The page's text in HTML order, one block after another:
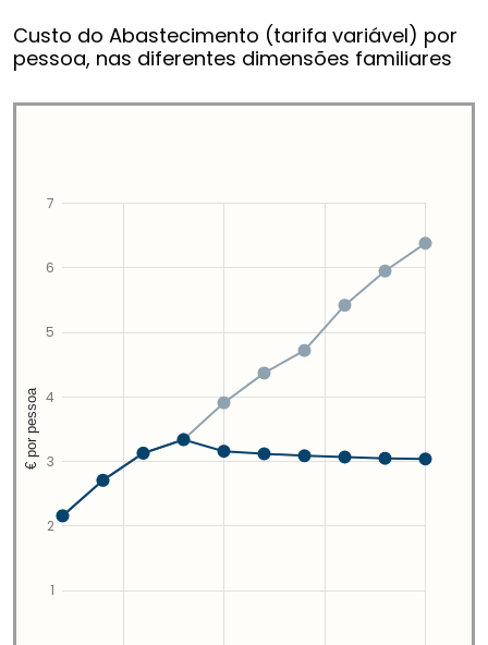
Custo do Abastecimento (tarifa variável) por
pessoa, nas diferentes dimensões familiares
1
2
3
4
5
6
7
€ por pessoa